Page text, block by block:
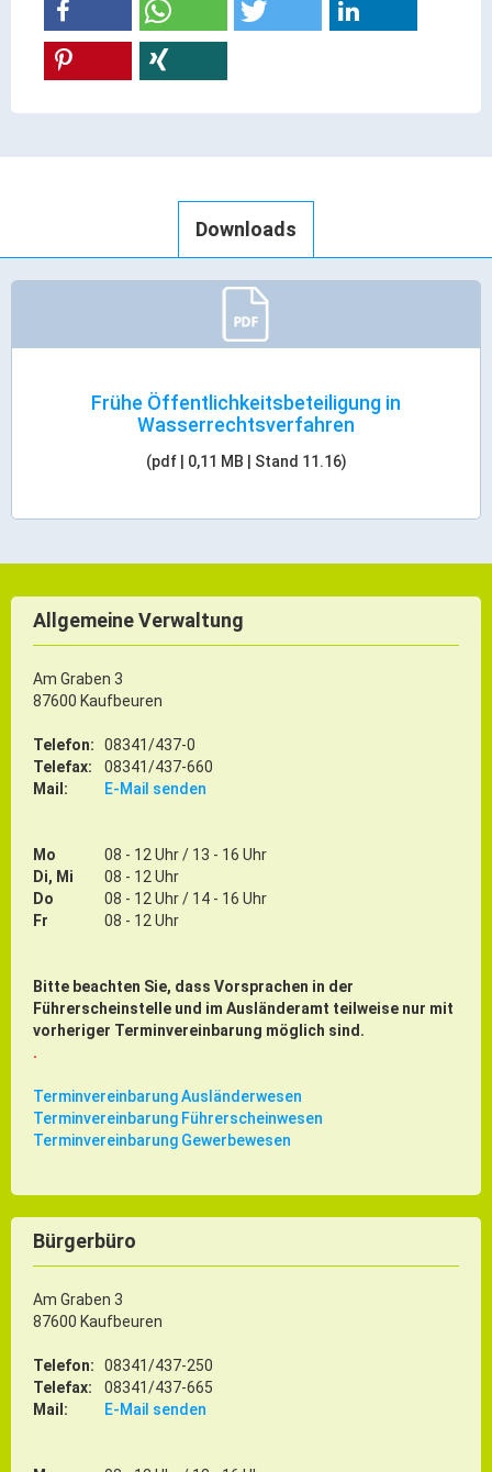
Gründung
Einzelhandel & aktive Innenstadt
Downloads
Frühe Öffentlichkeitsbeteiligung in
Wasserrechtsverfahren
(pdf | 0,11 MB | Stand 11.16)
Allgemeine Verwaltung
Am Graben 3
87600 Kaufbeuren
Telefon:
08341/437-0
Telefax:
08341/437-660
Mail:
E-Mail senden
Mo
08 - 12 Uhr / 13 - 16 Uhr
Di, Mi
08 - 12 Uhr
Do
08 - 12 Uhr / 14 - 16 Uhr
Fr
08 - 12 Uhr
Bitte beachten Sie, dass Vorsprachen in der
Führerscheinstelle und im Ausländeramt teilweise nur mit
vorheriger Terminvereinbarung möglich sind.
.
Terminvereinbarung Ausländerwesen
Terminvereinbarung Führerscheinwesen
Terminvereinbarung Gewerbewesen
Bürgerbüro
Am Graben 3
87600 Kaufbeuren
Telefon:
08341/437-250
Telefax:
08341/437-665
Mail:
E-Mail senden